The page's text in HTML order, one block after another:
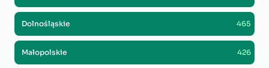
Dolnośląskie 465
Małopolskie 426